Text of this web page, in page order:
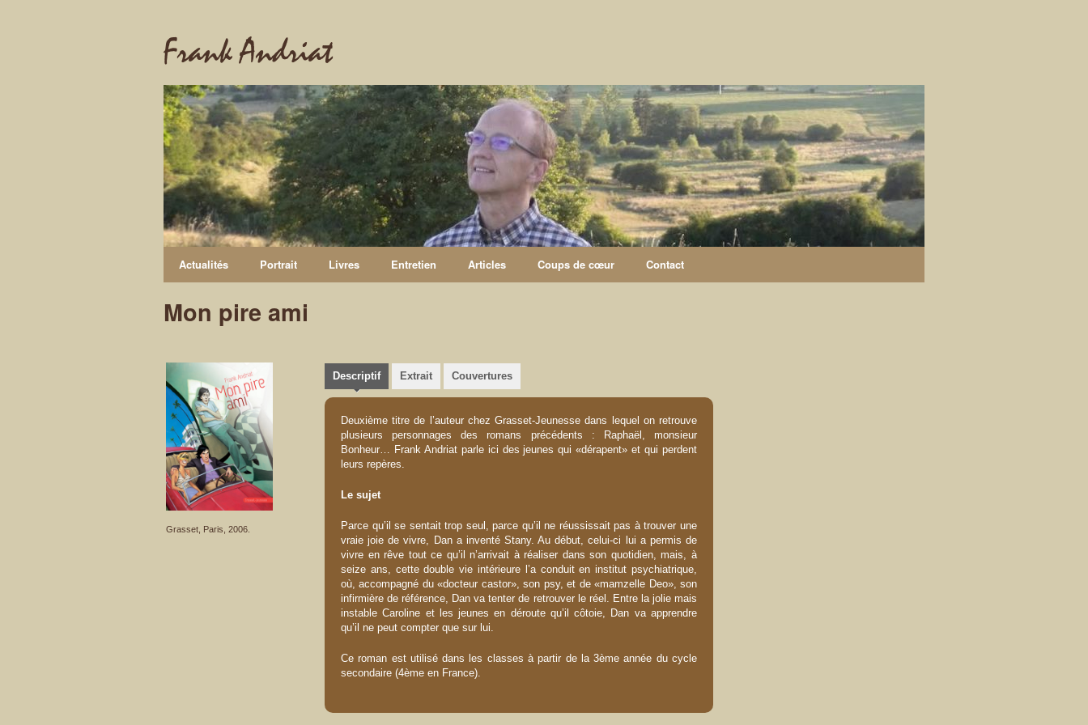
Frank Andriat
Actualités Portrait Livres Entretien Articles Coups de cœur Contact
Mon pire ami
Grasset, Paris, 2006.
Descriptif Extrait Couvertures
Deuxième titre de l’auteur chez Grasset-Jeunesse dans lequel on retrouve
plusieurs personnages des romans précédents : Raphaël, monsieur
Bonheur… Frank Andriat parle ici des jeunes qui «dérapent» et qui perdent
leurs repères.
Le sujet
Parce qu’il se sentait trop seul, parce qu’il ne réussissait pas à trouver une
vraie joie de vivre, Dan a inventé Stany. Au début, celui-ci lui a permis de
vivre en rêve tout ce qu’il n’arrivait à réaliser dans son quotidien, mais, à
seize ans, cette double vie intérieure l’a conduit en institut psychiatrique,
où, accompagné du «docteur castor», son psy, et de «mamzelle Deo», son
infirmière de référence, Dan va tenter de retrouver le réel. Entre la jolie mais
instable Caroline et les jeunes en déroute qu’il côtoie, Dan va apprendre
qu’il ne peut compter que sur lui.
Ce roman est utilisé dans les classes à partir de la 3ème année du cycle
secondaire (4ème en France).